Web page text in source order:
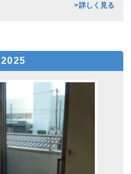
詳しく見る